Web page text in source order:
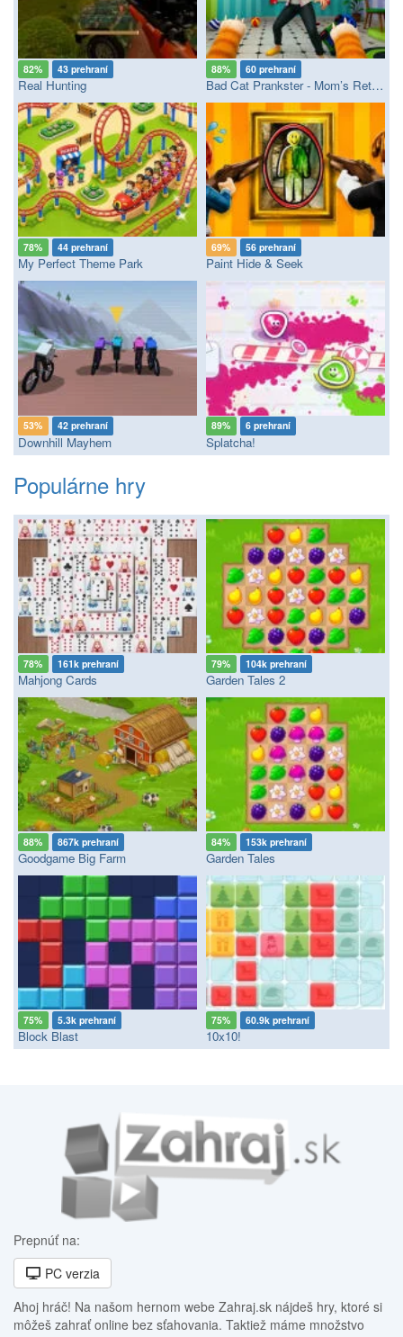
82% 43 prehraní
Real Hunting
88% 60 prehraní
Bad Cat Prankster - Mom’s Return
78% 44 prehraní
My Perfect Theme Park
69% 56 prehraní
Paint Hide & Seek
53% 42 prehraní
Downhill Mayhem
89% 6 prehraní
Splatcha!
Populárne hry
78% 161k prehraní
Mahjong Cards
79% 104k prehraní
Garden Tales 2
88% 867k prehraní
Goodgame Big Farm
84% 153k prehraní
Garden Tales
75% 5.3k prehraní
Block Blast
75% 60.9k prehraní
10x10!
Prepnúť na:
PC verzia
Ahoj hráč! Na našom hernom webe Zahraj.sk nájdeš hry, ktoré si
môžeš zahrať online bez sťahovania. Taktiež máme množstvo